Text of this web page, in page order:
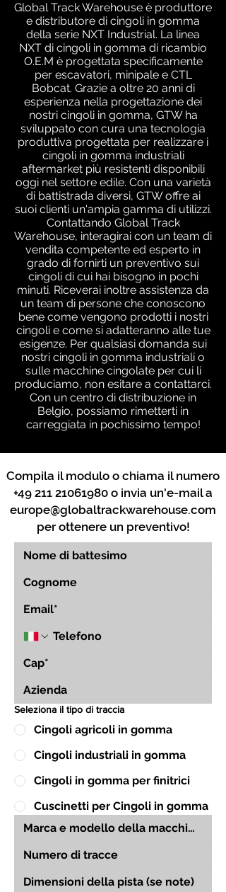
Global Track Warehouse è produttore
e distributore di cingoli in gomma
della serie NXT Industrial. La linea
NXT di cingoli in gomma di ricambio
O.E.M è progettata specificamente
per escavatori, minipale e CTL
Bobcat. Grazie a oltre 20 anni di
esperienza nella progettazione dei
nostri cingoli in gomma, GTW ha
sviluppato con cura una tecnologia
produttiva progettata per realizzare i
cingoli in gomma industriali
aftermarket più resistenti disponibili
oggi nel settore edile. Con una varietà
di battistrada diversi, GTW offre ai
suoi clienti un'ampia gamma di utilizzi.
Contattando Global Track
Warehouse, interagirai con un team di
vendita competente ed esperto in
grado di fornirti un preventivo sui
cingoli di cui hai bisogno in pochi
minuti. Riceverai inoltre assistenza da
un team di persone che conoscono
bene come vengono prodotti i nostri
cingoli e come si adatteranno alle tue
esigenze. Per qualsiasi domanda sui
nostri cingoli in gomma industriali o
sulle macchine cingolate per cui li
produciamo, non esitare a contattarci.
Con un centro di distribuzione in
Belgio, possiamo rimetterti in
carreggiata in pochissimo tempo!
Compila il modulo o chiama il numero
+49 211 21061980 o invia un'e-mail a
europe@globaltrackwarehouse.com
per ottenere un preventivo!
Seleziona il tipo di traccia
Cingoli agricoli in gomma
Cingoli industriali in gomma
Cingoli in gomma per finitrici
Cuscinetti per Cingoli in gomma